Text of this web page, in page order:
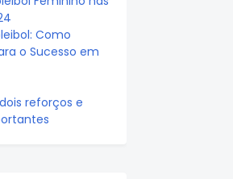
Como
o Sucesso em
reforços e